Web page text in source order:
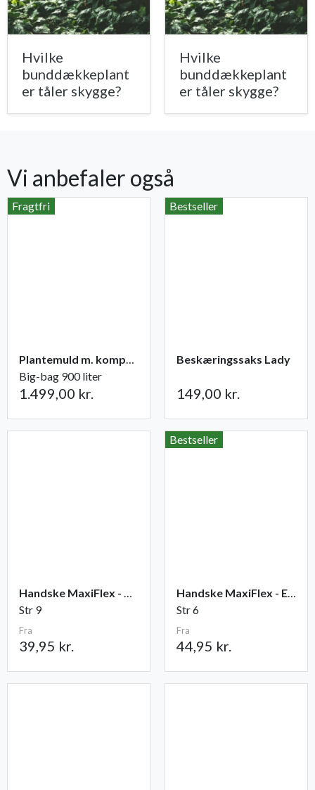
Hvilke
bunddækkeplant
er tåler skygge?
Hvilke
bunddækkeplant
er tåler skygge?
Vi anbefaler også
Fragtfri
Plantemuld m. kompost fra Champost
Big-bag 900 liter
1.499,00 kr.
Bestseller
Beskæringssaks Lady
149,00 kr.
Handske MaxiFlex - Ultimate
Str 9
Fra
39,95 kr.
Bestseller
Handske MaxiFlex - Endurance
Str 6
Fra
44,95 kr.